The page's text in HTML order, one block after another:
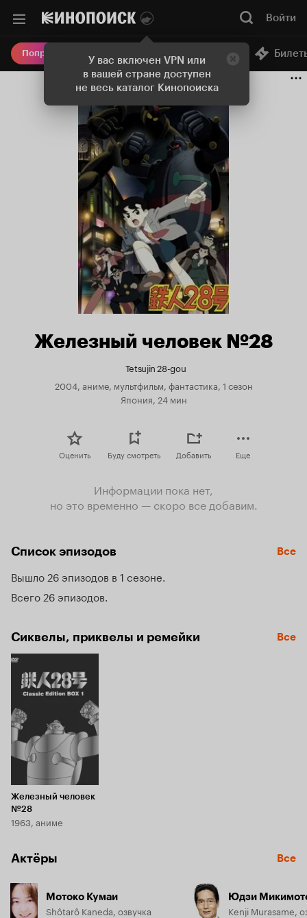
У вас включен VPN или
в вашей стране доступен
не весь каталог Кинопоиска
Войти
Попробовать Плюс Онлайн-кинотеатр
Железный человек №28
Tetsujin 28-gou
2004, аниме, мультфильм, фантастика, 1 сезон
Япония, 24 мин
Оценить Буду смотреть Добавить Еще
Информации пока нет,
но это временно — скоро все добавим.
Список эпизодов Все
Вышло 26 эпизодов в 1 сезоне
Всего 26 эпизодов
Сиквелы, приквелы и ремейки Все
Железный человек
№28
1963, аниме
Актёры Все
Мотоко Кумаи
Shôtarô Kaneda, озвучка
Юдзи
Kenji Murasame,